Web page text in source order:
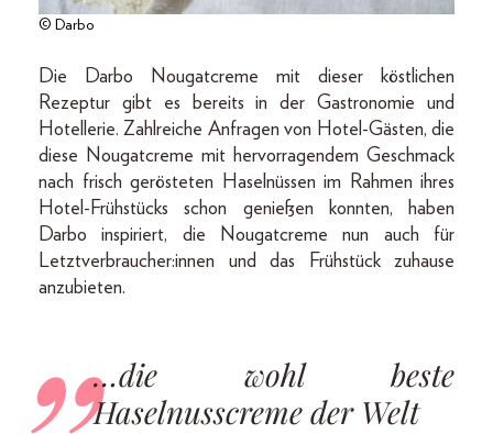
© Darbo
Die Darbo Nougatcreme mit dieser köstlichen
Rezeptur gibt es bereits in der Gastronomie und
Hotellerie. Zahlreiche Anfragen von Hotel-Gästen, die
diese Nougatcreme mit hervorragendem Geschmack
nach frisch gerösteten Haselnüssen im Rahmen ihres
Hotel-Frühstücks schon genießen konnten, haben
Darbo inspiriert, die Nougatcreme nun auch für
Letztverbraucher:innen und das Frühstück zuhause
anzubieten.
…die wohl beste
Haselnusscreme der Welt